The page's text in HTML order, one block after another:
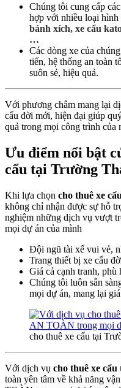
Chúng tôi cung cấp
hợp với nhiều loại hình
bánh xích, xe cẩu
…
Các dòng xe của
tiến, hệ thống an toàn
suôn sẻ, hiệu quả.
Với phương châm mang lại
cẩu đời mới, hiện đại giúp
quả trong mọi công trình của
Ưu điểm nổi bật
cẩu tại Trường
Khi lựa chọn cho thuê xe
không chỉ nhận được sự hỗ
nghiệm những dịch vụ vượt
mọi dự án của mình
Đội ngũ tài xế vui vẻ,
Trang thiết bị xe cẩu
Giá cả cạnh tranh,
Chúng tôi luôn sẵn
mọi dự án, mang lại
cho thuê xe cẩu tại
Với dịch vụ cho thuê xe
toàn yên tâm về khả năng